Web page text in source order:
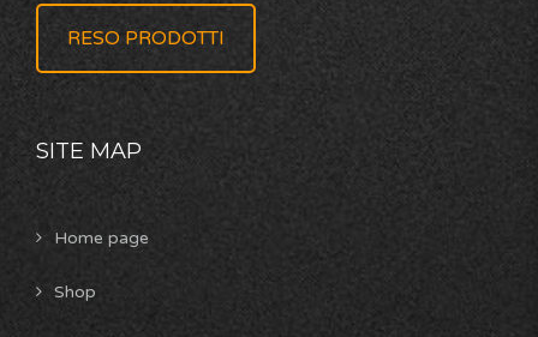
RESO PRODOTTI
SITE MAP
Home page
Shop